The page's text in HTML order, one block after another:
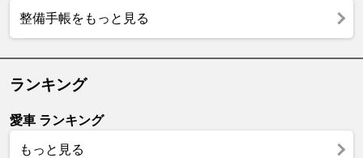
整備手帳をもっと見る
ランキング
愛車 ランキング
もっと見る